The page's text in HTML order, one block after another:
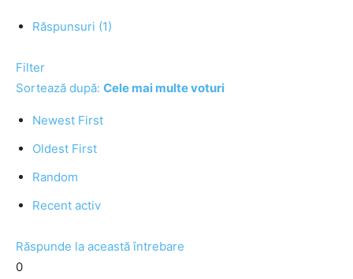
Răspunsuri (1)
Filter
Sortează după: Cele mai multe voturi
Newest First
Oldest First
Random
Recent activ
Răspunde la această întrebare
0